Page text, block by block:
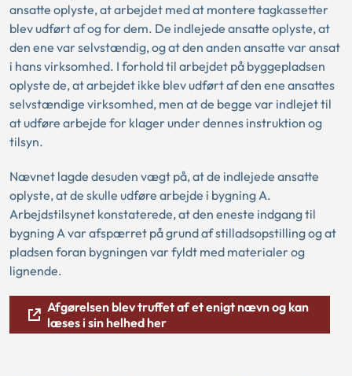
ansatte oplyste, at arbejdet med at montere tagkassetter
blev udført af og for dem. De indlejede ansatte oplyste, at
den ene var selvstændig, og at den anden ansatte var ansat
i hans virksomhed. I forhold til arbejdet på byggepladsen
oplyste de, at arbejdet ikke blev udført af den ene ansattes
selvstændige virksomhed, men at de begge var indlejet til
at udføre arbejde for klager under dennes instruktion og
tilsyn.
Nævnet lagde desuden vægt på, at de indlejede ansatte
oplyste, at de skulle udføre arbejde i bygning A.
Arbejdstilsynet konstaterede, at den eneste indgang til
bygning A var afspærret på grund af stilladsopstilling og at
pladsen foran bygningen var fyldt med materialer og
lignende.
Afgørelsen blev truffet af et enigt nævn og kan
læses i sin helhed her